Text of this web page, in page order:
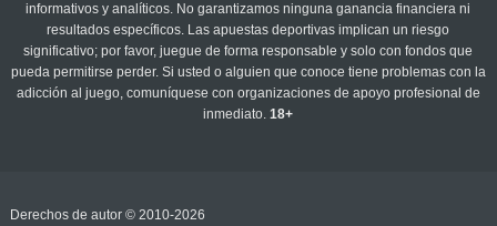
informativos y analíticos. No garantizamos ninguna ganancia financiera ni
resultados específicos. Las apuestas deportivas implican un riesgo
significativo; por favor, juegue de forma responsable y solo con fondos que
pueda permitirse perder. Si usted o alguien que conoce tiene problemas con la
adicción al juego, comuníquese con organizaciones de apoyo profesional de
inmediato.18+
Derechos de autor © 2010-2026